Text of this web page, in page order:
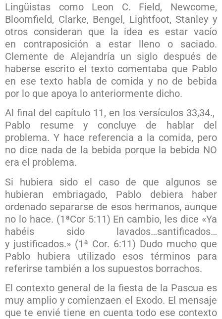
Lingüistas como Leon C. Field, Newcome,
Bloomfield, Clarke, Bengel, Lightfoot, Stanley y
otros consideran que la idea es estar vacío
en contraposición a estar lleno o saciado.
Clemente de Alejandría un siglo después de
haberse escrito el texto comentaba que Pablo
en ese texto habla de comida y no de bebida
por lo que apoya lo anteriormente dicho.
Al final del capítulo 11, en los versículos 33,34.,
Pablo resume y concluye de hablar del
problema. Y hace referencia a la comida, pero
no dice nada de la bebida porque la bebida NO
era el problema.
Si hubiera sido el caso de que algunos se
hubieran embriagado, Pablo debiera haber
ordenado separarse de esos hermanos, aunque
no lo hace. (1ªCor 5:11) En cambio, les dice «Ya
habéis sido lavados…santificados…
y justificados.» (1ª Cor. 6:11) Dudo mucho que
Pablo hubiera utilizado esos términos para
referirse también a los supuestos borrachos.
El contexto general de la fiesta de la Pascua es
muy amplio y comienzaen el Exodo. El mensaje
que te envié tiene en cuenta todo ese contexto